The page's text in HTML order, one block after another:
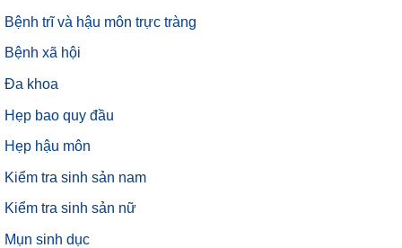
Bệnh trĩ và hậu môn trực tràng
Bệnh xã hội
Đa khoa
Hẹp bao quy đầu
Hẹp hậu môn
Kiểm tra sinh sản nam
Kiểm tra sinh sản nữ
Mụn sinh dục